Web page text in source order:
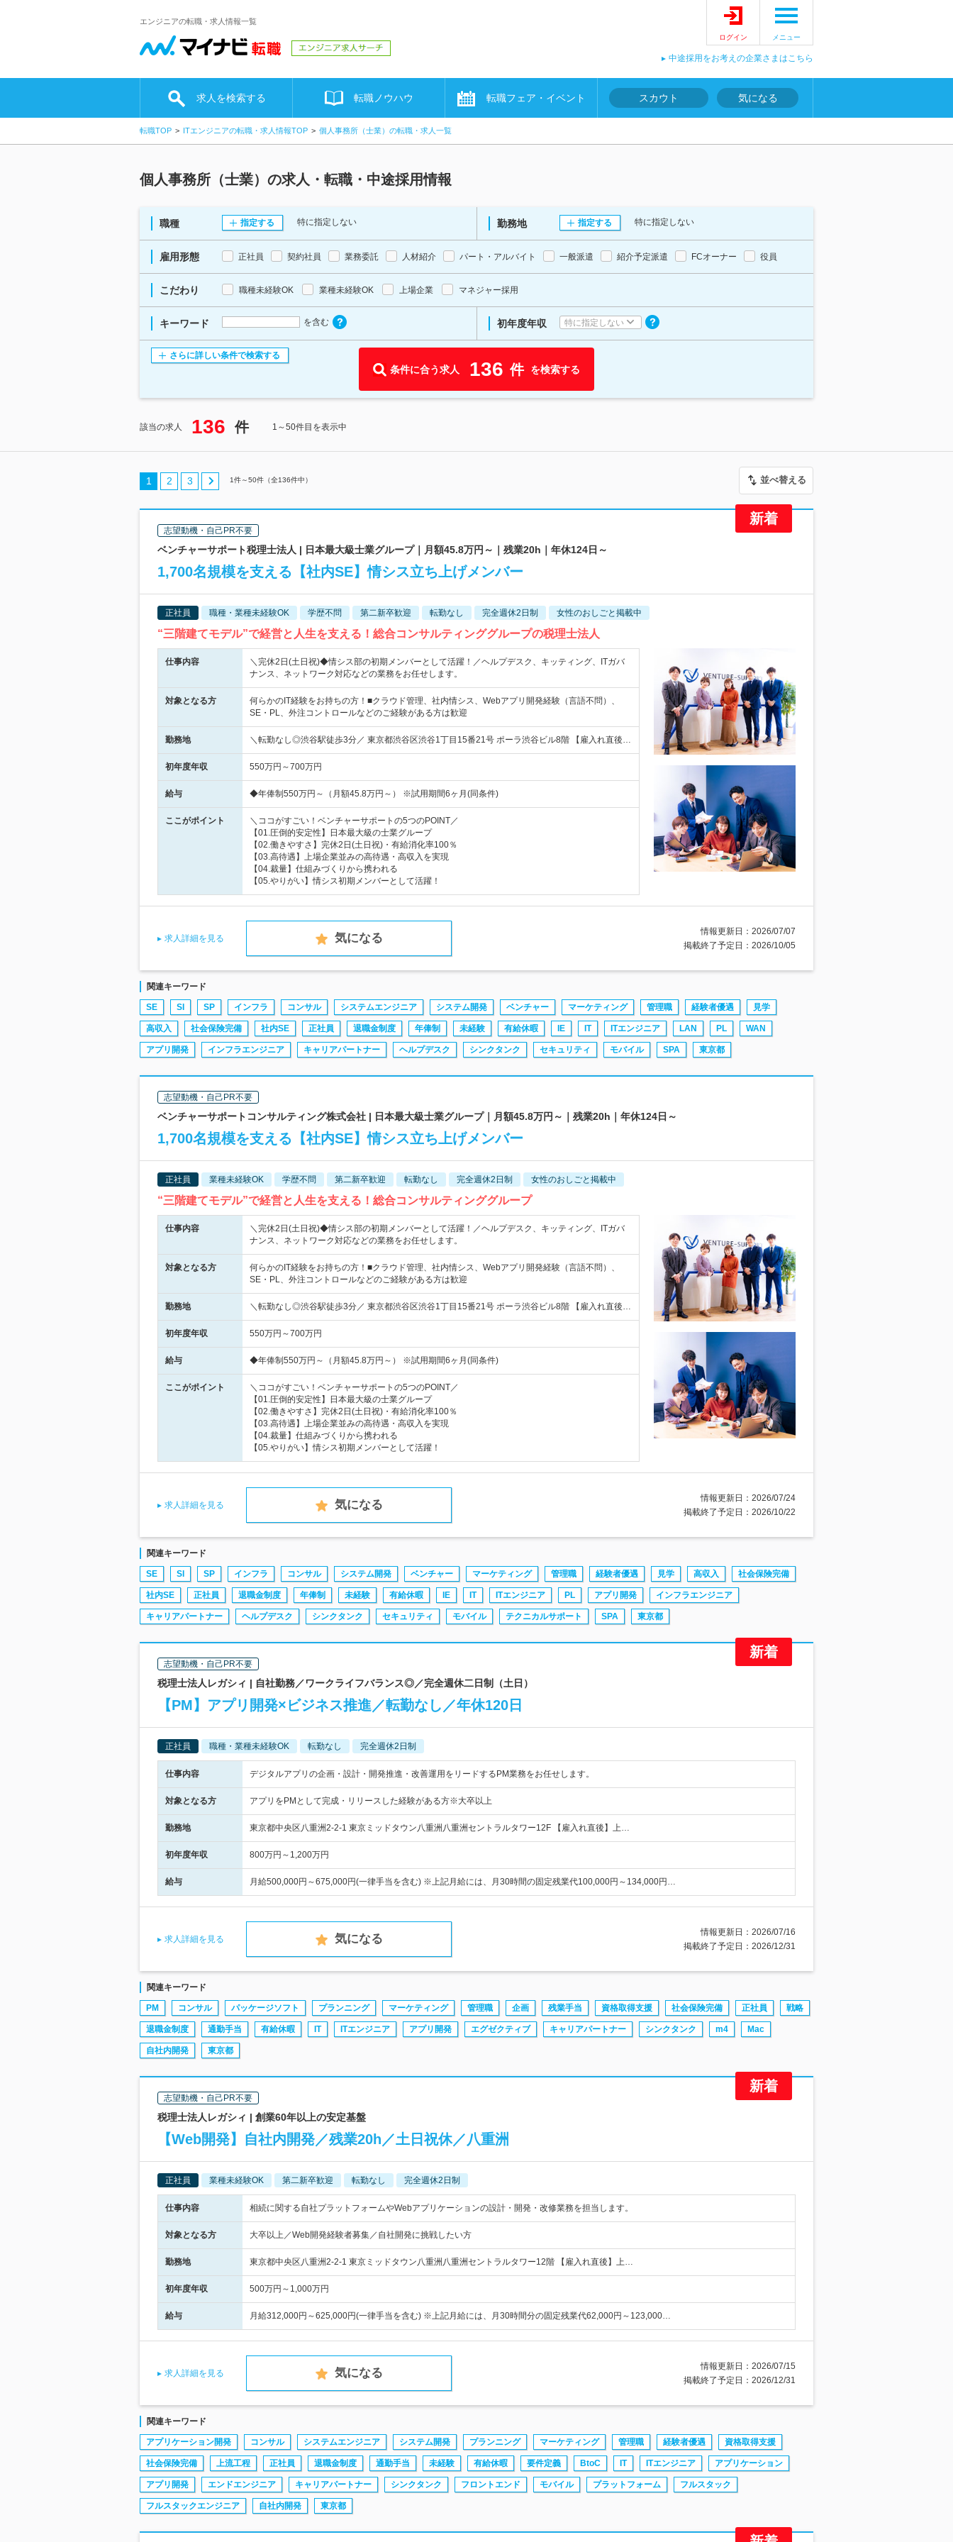
エンジニアの転職・求人情報一覧
ログイン メニュー
中途採用をお考えの企業さまはこちら
求人を検索する 転職ノウハウ 転職フェア・イベント スカウト 気になる
転職TOP ITエンジニアの転職・求人情報TOP 個人事務所（士業）の転職・求人一覧
個人事務所（士業）の求人・転職・中途採用情報
職種 指定する 特に指定しない 勤務地 指定する 特に指定しない
雇用形態 正社員 契約社員 業務委託 人材紹介 パート・アルバイト 一般派遣 紹介予定派遣 FCオーナー 役員
こだわり 職種未経験OK 業種未経験OK 上場企業 マネジャー採用
キーワード を含む 初年度年収 特に指定しない
さらに詳しい条件で検索する
条件に合う求人 136 件 を検索する
該当の求人 136 件 1～50件目を表示中
1 2 3 1件～50件（全136件中） 並べ替える
志望動機・自己PR不要
ベンチャーサポート税理士法人 | 日本最大級士業グループ｜月額45.8万円～｜残業20h｜年休124日～
1,700名規模を支える【社内SE】情シス立ち上げメンバー
正社員 職種・業種未経験OK 学歴不問 第二新卒歓迎 転勤なし 完全週休2日制 女性のおしごと掲載中
“三階建てモデル”で経営と人生を支える！総合コンサルティンググループの税理士法人
仕事内容
＼完休2日(土日祝)◆情シス部の初期メンバーとして活躍！／ヘルプデスク、キッティング、ITガバ
ナンス、ネットワーク対応などの業務をお任せします。
対象となる方
何らかのIT経験をお持ちの方！■クラウド管理、社内情シス、Webアプリ開発経験（言語不問）、
SE・PL、外注コントロールなどのご経験がある方は歓迎
勤務地 ＼転勤なし◎渋谷駅徒歩3分／ 東京都渋谷区渋谷1丁目15番21号 ポーラ渋谷ビル8階 【雇入れ直後…
初年度年収 550万円～700万円
給与 ◆年俸制550万円～（月額45.8万円～） ※試用期間6ヶ月(同条件)
ここがポイント
＼ココがすごい！ベンチャーサポートの5つのPOINT／
【01.圧倒的安定性】日本最大級の士業グループ
【02.働きやすさ】完休2日(土日祝)・有給消化率100％
【03.高待遇】上場企業並みの高待遇・高収入を実現
【04.裁量】仕組みづくりから携われる
【05.やりがい】情シス初期メンバーとして活躍！
求人詳細を見る 気になる
情報更新日：2026/07/07
掲載終了予定日：2026/10/05
関連キーワード
SE SI SP インフラ コンサル システムエンジニア システム開発 ベンチャー マーケティング 管理職 経験者優遇 見学
高収入 社会保険完備 社内SE 正社員 退職金制度 年俸制 未経験 有給休暇 IE IT ITエンジニア LAN PL WAN
アプリ開発 インフラエンジニア キャリアパートナー ヘルプデスク シンクタンク セキュリティ モバイル SPA 東京都
志望動機・自己PR不要
ベンチャーサポートコンサルティング株式会社 | 日本最大級士業グループ｜月額45.8万円～｜残業20h｜年休124日～
1,700名規模を支える【社内SE】情シス立ち上げメンバー
正社員 業種未経験OK 学歴不問 第二新卒歓迎 転勤なし 完全週休2日制 女性のおしごと掲載中
“三階建てモデル”で経営と人生を支える！総合コンサルティンググループ
仕事内容
＼完休2日(土日祝)◆情シス部の初期メンバーとして活躍！／ヘルプデスク、キッティング、ITガバ
ナンス、ネットワーク対応などの業務をお任せします。
対象となる方
何らかのIT経験をお持ちの方！■クラウド管理、社内情シス、Webアプリ開発経験（言語不問）、
SE・PL、外注コントロールなどのご経験がある方は歓迎
勤務地 ＼転勤なし◎渋谷駅徒歩3分／ 東京都渋谷区渋谷1丁目15番21号 ポーラ渋谷ビル8階 【雇入れ直後…
初年度年収 550万円～700万円
給与 ◆年俸制550万円～（月額45.8万円～） ※試用期間6ヶ月(同条件)
ここがポイント
＼ココがすごい！ベンチャーサポートの5つのPOINT／
【01.圧倒的安定性】日本最大級の士業グループ
【02.働きやすさ】完休2日(土日祝)・有給消化率100％
【03.高待遇】上場企業並みの高待遇・高収入を実現
【04.裁量】仕組みづくりから携われる
【05.やりがい】情シス初期メンバーとして活躍！
求人詳細を見る 気になる
情報更新日：2026/07/24
掲載終了予定日：2026/10/22
関連キーワード
SE SI SP インフラ コンサル システム開発 ベンチャー マーケティング 管理職 経験者優遇 見学 高収入 社会保険完備
社内SE 正社員 退職金制度 年俸制 未経験 有給休暇 IE IT ITエンジニア PL アプリ開発 インフラエンジニア
キャリアパートナー ヘルプデスク シンクタンク セキュリティ モバイル テクニカルサポート SPA 東京都
志望動機・自己PR不要
税理士法人レガシィ | 自社勤務／ワークライフバランス◎／完全週休二日制（土日）
【PM】アプリ開発×ビジネス推進／転勤なし／年休120日
正社員 職種・業種未経験OK 転勤なし 完全週休2日制
仕事内容 デジタルアプリの企画・設計・開発推進・改善運用をリードするPM業務をお任せします。
対象となる方 アプリをPMとして完成・リリースした経験がある方※大卒以上
勤務地 東京都中央区八重洲2-2-1 東京ミッドタウン八重洲八重洲セントラルタワー12F 【雇入れ直後】上…
初年度年収 800万円～1,200万円
給与 月給500,000円～675,000円(一律手当を含む) ※上記月給には、月30時間の固定残業代100,000円～134,000円…
求人詳細を見る 気になる
情報更新日：2026/07/16
掲載終了予定日：2026/12/31
関連キーワード
PM コンサル パッケージソフト プランニング マーケティング 管理職 企画 残業手当 資格取得支援 社会保険完備 正社員 戦略
退職金制度 通勤手当 有給休暇 IT ITエンジニア アプリ開発 エグゼクティブ キャリアパートナー シンクタンク m4 Mac
自社内開発 東京都
志望動機・自己PR不要
税理士法人レガシィ | 創業60年以上の安定基盤
【Web開発】自社内開発／残業20h／土日祝休／八重洲
正社員 業種未経験OK 第二新卒歓迎 転勤なし 完全週休2日制
仕事内容 相続に関する自社プラットフォームやWebアプリケーションの設計・開発・改修業務を担当します。
対象となる方 大卒以上／Web開発経験者募集／自社開発に挑戦したい方
勤務地 東京都中央区八重洲2-2-1 東京ミッドタウン八重洲八重洲セントラルタワー12階 【雇入れ直後】上…
初年度年収 500万円～1,000万円
給与 月給312,000円～625,000円(一律手当を含む) ※上記月給には、月30時間分の固定残業代62,000円～123,000…
求人詳細を見る 気になる
情報更新日：2026/07/15
掲載終了予定日：2026/12/31
関連キーワード
アプリケーション開発 コンサル システムエンジニア システム開発 プランニング マーケティング 管理職 経験者優遇 資格取得支援
社会保険完備 上流工程 正社員 退職金制度 通勤手当 未経験 有給休暇 要件定義 BtoC IT ITエンジニア アプリケーション
アプリ開発 エンドエンジニア キャリアパートナー シンクタンク フロントエンド モバイル プラットフォーム フルスタック
フルスタックエンジニア 自社内開発 東京都